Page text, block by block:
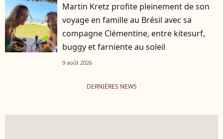
Martin Kretz profite pleinement de son
voyage en famille au Brésil avec sa
compagne Clémentine, entre kitesurf,
buggy et farniente au soleil
9 août 2026
DERNIÈRES NEWS